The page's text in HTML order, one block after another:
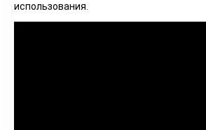
использования.